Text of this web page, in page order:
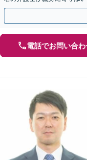
かりやすく解説。WEB相談
電話でお問い合わ